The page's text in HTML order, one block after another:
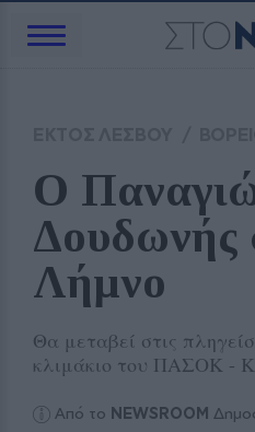
Ο
Δουδωνής
Λήμνο
Θα μεταβεί στις
κλιμάκιο του ΠΑΣΟΚ -
Από το NEWSROOM